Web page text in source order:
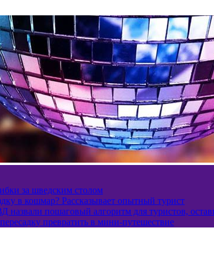
за шведским столом
в кошмар? Рассказывает опытный турист
пошаговый алгоритм для туристов,
превратить в мини-путешествие